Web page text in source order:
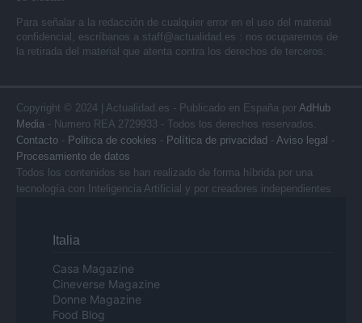
Para señalar a la redacción de cualquier error en el uso del material
confidencial, escríbanos a staff@actualidad.es : nos ocuparemos de
la retirada del material que atenta contra los derechos de terceros.
Copyright © 2024 | Actualidad.es - Publicado en España por AdHub
Media - Numero REA 2729933 - Todos los derechos reservados.
Contacto - Politica de cookies - Política de privacidad - Aviso legal -
Procesamiento de datos
Todos los contenidos se han realizado de forma híbrida por una
tecnología con Inteligencia Artificial y por creadores independientes
Italia
Casa Magazine
Cineverse Magazine
Donne Magazine
Food Blog